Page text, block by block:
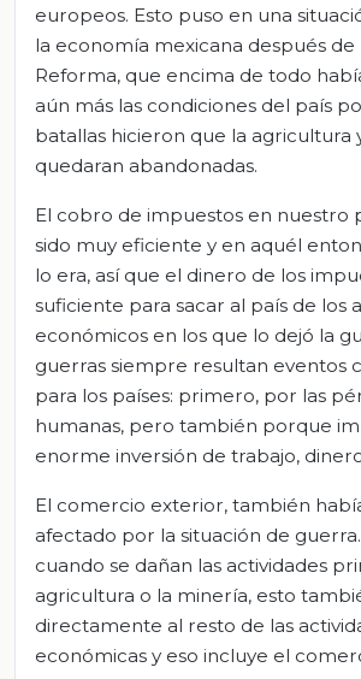
europeos. Esto puso en una
la economía mexicana después de
Reforma, que encima de todo
aún más las condiciones del país
batallas hicieron que la agricultura
quedaran abandonadas.
El cobro de impuestos en nuestro
sido muy eficiente y en aquél
lo era, así que el dinero de los
suficiente para sacar al país de los
económicos en los que lo dejó la
guerras siempre resultan eventos
para los países: primero, por las
humanas, pero también porque
enorme inversión de trabajo,
El comercio exterior, también
afectado por la situación de
cuando se dañan las actividades
agricultura o la minería, esto
directamente al resto de las
económicas y eso incluye el